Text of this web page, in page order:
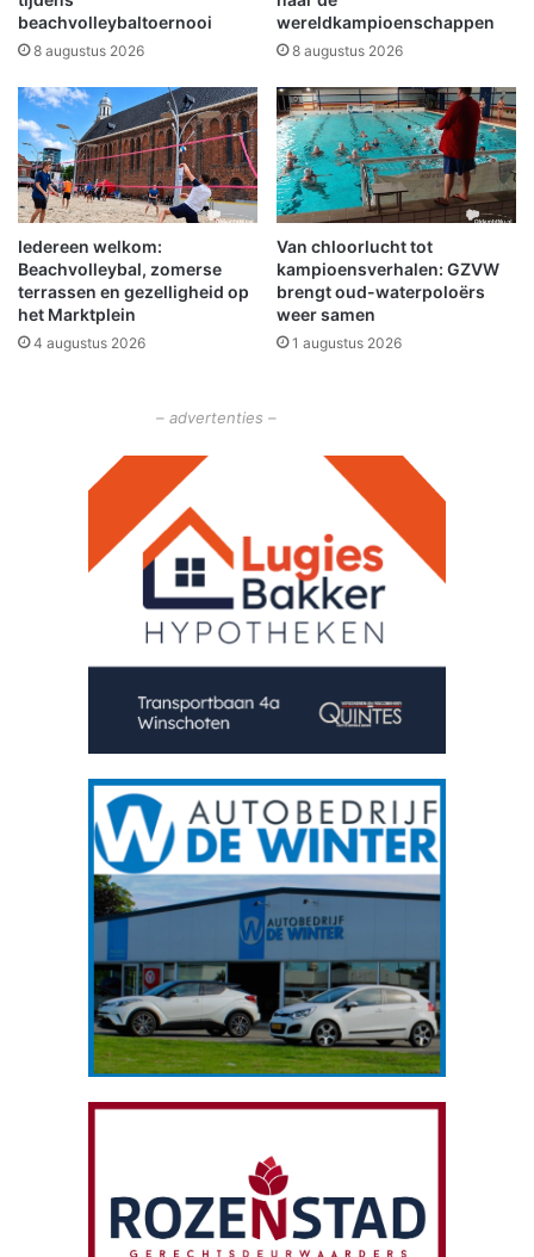
s
t
k
r
j
g
e
n
n
d
o
u
d
e
r
s
M
s
M
O
G
beachvolleybaltoernooi
8 augustus 2026
wereldkampioenschappen
8 augustus 2026
Iedereen welkom:
Beachvolleybal, zomerse
terrassen en gezelligheid op
het Marktplein
4 augustus 2026
Van chloorlucht tot
kampioensverhalen: GZVW
brengt oud-waterpoloërs
weer samen
1 augustus 2026
– advertenties –